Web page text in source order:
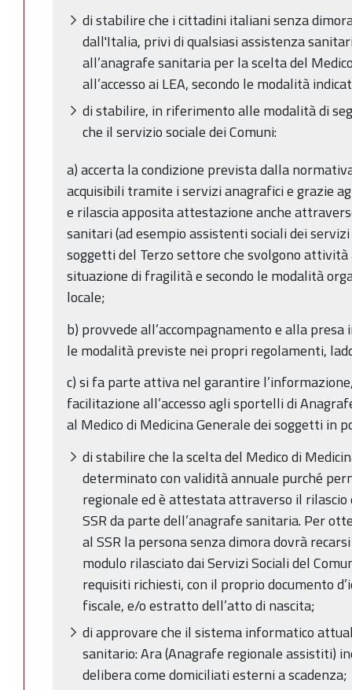
di stabilire che i cittadini italiani senza
dall'Italia, privi di qualsiasi assistenza
all’anagrafe sanitaria per la scelta del
all’accesso ai LEA, secondo le modalità
di stabilire, in riferimento alle modalità di
che il servizio sociale dei Comuni:
a) accerta la condizione prevista dalla
acquisibili tramite i servizi anagrafici e grazie
e rilascia apposita attestazione anche
sanitari (ad esempio assistenti sociali dei servizi
soggetti del Terzo settore che svolgono
situazione di fragilità e secondo le modalità
locale;
b) provvede all’accompagnamento e alla presa
le modalità previste nei propri regolamenti,
c) si fa parte attiva nel garantire
facilitazione all’accesso agli sportelli di
al Medico di Medicina Generale dei soggetti in
di stabilire che la scelta del Medico di
determinato con validità annuale purché
regionale ed è attestata attraverso il
SSR da parte dell’anagrafe sanitaria. Per
al SSR la persona senza dimora dovrà
modulo rilasciato dai Servizi Sociali del
requisiti richiesti, con il proprio documento
fiscale, e/o estratto dell’atto di nascita;
di approvare che il sistema informatico
sanitario: Ara (Anagrafe regionale assistiti)
delibera come domiciliati esterni a scadenza;